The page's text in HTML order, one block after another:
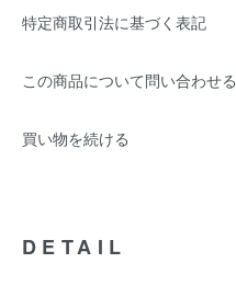
特定商取引法に基づく表記
この商品について問い合わせる
買い物を続ける
DETAIL